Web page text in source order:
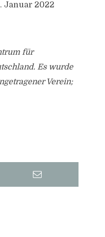
Januar 2022
für
Es wurde
Verein;